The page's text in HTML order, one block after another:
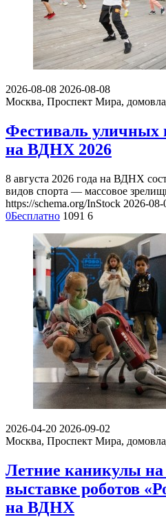
2026-08-08 2026-08-08
Москва, Проспект Мира,
Фестиваль уличных
на ВДНХ 2026
8 августа 2026 года на ВДНХ
видов спорта — массовое
https://schema.org/InStock 2026-
0Бесплатно 1091 6
2026-04-20 2026-09-02
Москва, Проспект Мира,
Летние каникулы
выставке роботов
на ВДНХ